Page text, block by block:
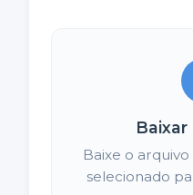
Baixe o
selecionado